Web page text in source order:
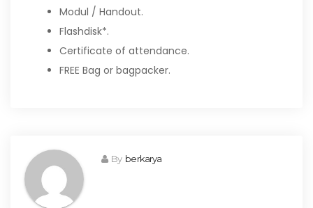
Modul / Handout.
Flashdisk*.
Certificate of attendance.
FREE Bag or bagpacker.
By berkarya